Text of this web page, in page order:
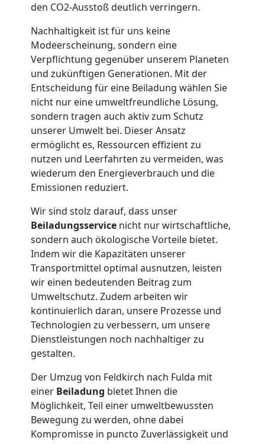
den CO2-Ausstoß deutlich verringern.
Nachhaltigkeit ist für uns keine
Modeerscheinung, sondern eine
Verpflichtung gegenüber unserem Planeten
und zukünftigen Generationen. Mit der
Entscheidung für eine Beiladung wählen Sie
nicht nur eine umweltfreundliche Lösung,
sondern tragen auch aktiv zum Schutz
unserer Umwelt bei. Dieser Ansatz
ermöglicht es, Ressourcen effizient zu
nutzen und Leerfahrten zu vermeiden, was
wiederum den Energieverbrauch und die
Emissionen reduziert.
Wir sind stolz darauf, dass unser
Beiladungsservice nicht nur wirtschaftliche,
sondern auch ökologische Vorteile bietet.
Indem wir die Kapazitäten unserer
Transportmittel optimal ausnutzen, leisten
wir einen bedeutenden Beitrag zum
Umweltschutz. Zudem arbeiten wir
kontinuierlich daran, unsere Prozesse und
Technologien zu verbessern, um unsere
Dienstleistungen noch nachhaltiger zu
gestalten.
Der Umzug von Feldkirch nach Fulda mit
einer Beiladung bietet Ihnen die
Möglichkeit, Teil einer umweltbewussten
Bewegung zu werden, ohne dabei
Kompromisse in puncto Zuverlässigkeit und
Klaviertransport
Feldkirch
Privatumzug
Feldkirch
Tresortransport
Feldkirch
Umzug
für
Senioren
Feldkirch